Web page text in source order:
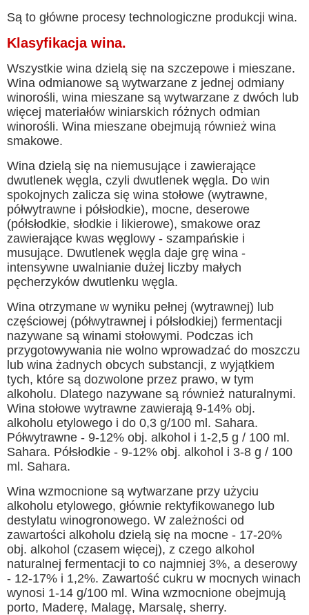
Są to główne procesy technologiczne produkcji wina.
Klasyfikacja wina.
Wszystkie wina dzielą się na szczepowe i mieszane.
Wina odmianowe są wytwarzane z jednej odmiany
winorośli, wina mieszane są wytwarzane z dwóch lub
więcej materiałów winiarskich różnych odmian
winorośli. Wina mieszane obejmują również wina
smakowe.
Wina dzielą się na niemusujące i zawierające
dwutlenek węgla, czyli dwutlenek węgla. Do win
spokojnych zalicza się wina stołowe (wytrawne,
półwytrawne i półsłodkie), mocne, deserowe
(półsłodkie, słodkie i likierowe), smakowe oraz
zawierające kwas węglowy - szampańskie i
musujące. Dwutlenek węgla daje grę wina -
intensywne uwalnianie dużej liczby małych
pęcherzyków dwutlenku węgla.
Wina otrzymane w wyniku pełnej (wytrawnej) lub
częściowej (półwytrawnej i półsłodkiej) fermentacji
nazywane są winami stołowymi. Podczas ich
przygotowywania nie wolno wprowadzać do moszczu
lub wina żadnych obcych substancji, z wyjątkiem
tych, które są dozwolone przez prawo, w tym
alkoholu. Dlatego nazywane są również naturalnymi.
Wina stołowe wytrawne zawierają 9-14% obj.
alkoholu etylowego i do 0,3 g/100 ml. Sahara.
Półwytrawne - 9-12% obj. alkohol i 1-2,5 g / 100 ml.
Sahara. Półsłodkie - 9-12% obj. alkohol i 3-8 g / 100
ml. Sahara.
Wina wzmocnione są wytwarzane przy użyciu
alkoholu etylowego, głównie rektyfikowanego lub
destylatu winogronowego. W zależności od
zawartości alkoholu dzielą się na mocne - 17-20%
obj. alkohol (czasem więcej), z czego alkohol
naturalnej fermentacji to co najmniej 3%, a deserowy
- 12-17% i 1,2%. Zawartość cukru w ​​mocnych winach
wynosi 1-14 g/100 ml. Wina wzmocnione obejmują
porto, Maderę, Malagę, Marsalę, sherry.